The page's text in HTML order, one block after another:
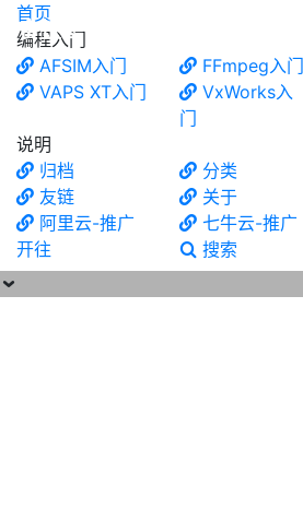
食铁兽
首页
编程入门
AFSIM入门
FFmpeg入门
VAPS XT入门
VxWorks入
门
说明
归档
分类
友链
关于
阿里云-推广
七牛云-推广
开往
搜索